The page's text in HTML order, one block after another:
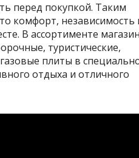
перед покупкой. Таким
комфорт, независимость
В ассортименте
туристические,
плиты в
отдыха и отличного